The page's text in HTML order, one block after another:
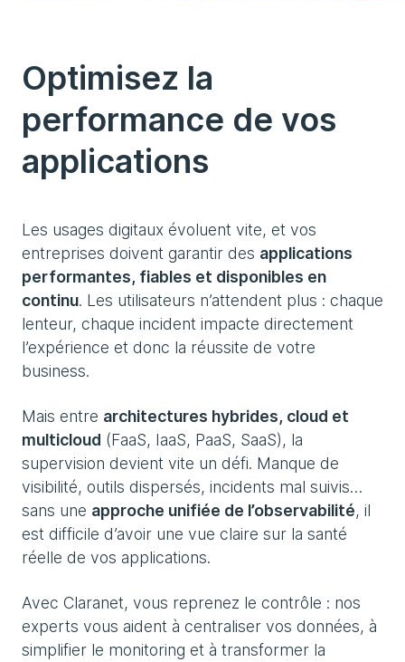
Optimisez la
performance de vos
applications
Les usages digitaux évoluent vite, et vos
entreprises doivent garantir des applications
performantes, fiables et disponibles en
continu. Les utilisateurs n’attendent plus : chaque
lenteur, chaque incident impacte directement
l’expérience et donc la réussite de votre
business.
Mais entre architectures hybrides, cloud et
multicloud (FaaS, IaaS, PaaS, SaaS), la
supervision devient vite un défi. Manque de
visibilité, outils dispersés, incidents mal suivis…
sans une approche unifiée de l’observabilité, il
est difficile d’avoir une vue claire sur la santé
réelle de vos applications.
Avec Claranet, vous reprenez le contrôle : nos
experts vous aident à centraliser vos données, à
simplifier le monitoring et à transformer la